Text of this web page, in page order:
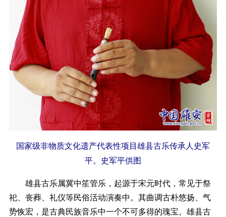
国家级非物质文化遗产代表性项目雄县古乐传承人史军
平。史军平供图
雄县古乐属冀中笙管乐，起源于宋元时代，常见于祭
祀、丧葬、礼仪等民俗活动演奏中。其曲调古朴悠扬、气
势恢宏，是古典民族音乐中一个不可多得的瑰宝。雄县古